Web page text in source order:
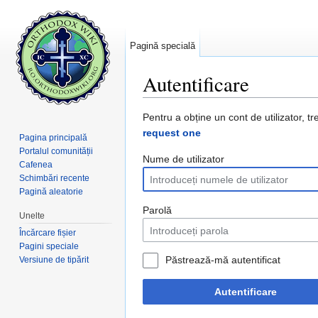
Autentificare
Pentru a obține un cont de utilizator,
request one
Nume de utilizator
Parolă
Păstrează-mă autentificat
Autentificare
Pagină specială
Pagina principală
Portalul comunității
Cafenea
Schimbări recente
Pagină aleatorie
Unelte
Încărcare fișier
Pagini speciale
Versiune de tipărit